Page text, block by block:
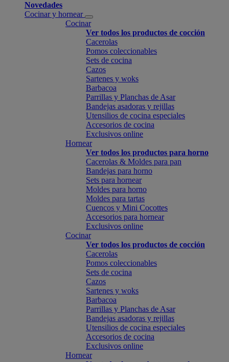
Novedades
Cocinar y hornear
Cocinar
Ver todos los productos de cocción
Cacerolas
Pomos coleccionables
Sets de cocina
Cazos
Sartenes y woks
Barbacoa
Parrillas y Planchas de Asar
Bandejas asadoras y rejillas
Utensilios de cocina especiales
Accesorios de cocina
Exclusivos online
Hornear
Ver todos los productos para horno
Cacerolas & Moldes para pan
Bandejas para horno
Sets para hornear
Moldes para horno
Moldes para tartas
Cuencos y Mini Cocottes
Accesorios para hornear
Exclusivos online
Cocinar
Ver todos los productos de cocción
Cacerolas
Pomos coleccionables
Sets de cocina
Cazos
Sartenes y woks
Barbacoa
Parrillas y Planchas de Asar
Bandejas asadoras y rejillas
Utensilios de cocina especiales
Accesorios de cocina
Exclusivos online
Hornear